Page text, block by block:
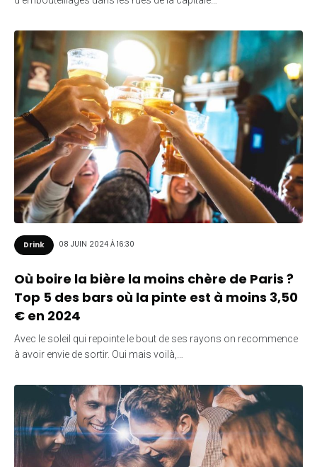
Drink 08 JUIN 2024 À 16:30
Où boire la bière la moins chère de Paris ?
Top 5 des bars où la pinte est à moins 3,50
€ en 2024
Avec le soleil qui repointe le bout de ses rayons on recommence
à avoir envie de sortir. Oui mais voilà,…